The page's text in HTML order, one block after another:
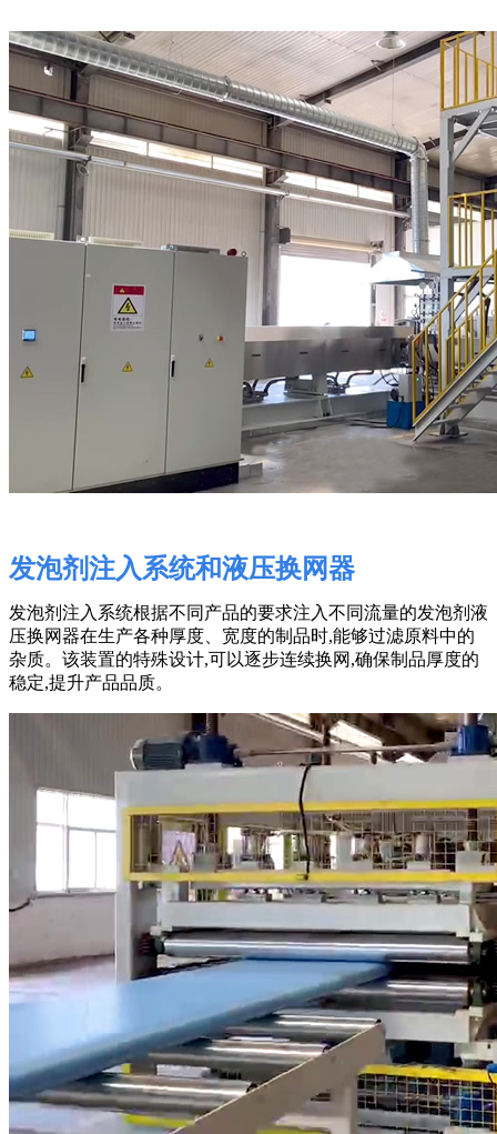
发泡剂注入系统和液压换网器
发泡剂注入系统根据不同产品的要求注入不同流量的发泡剂液
压换网器在生产各种厚度、宽度的制品时,能够过滤原料中的
杂质。该装置的特殊设计,可以逐步连续换网,确保制品厚度的
稳定,提升产品品质。